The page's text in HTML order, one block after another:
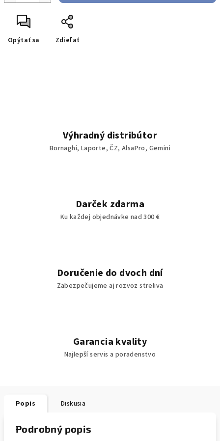
Opýtať sa Zdieľať
Výhradný distribútor
Bornaghi, Laporte, ČZ, AlsaPro, Gemini
Darček zdarma
Ku každej objednávke nad 300 €
Doručenie do dvoch dní
Zabezpečujeme aj rozvoz streliva
Garancia kvality
Najlepší servis a poradenstvo
Popis Diskusia
Podrobný popis